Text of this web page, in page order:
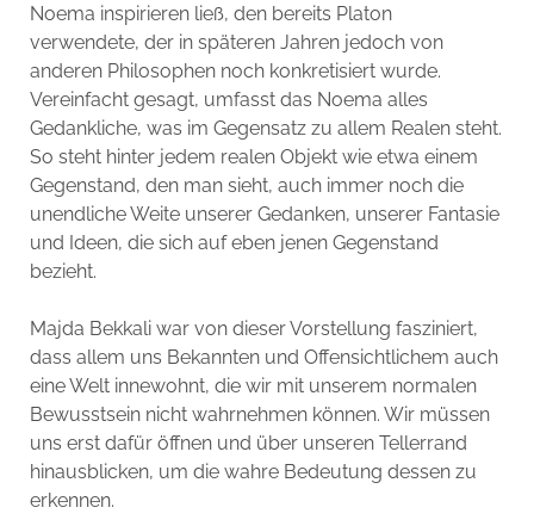
Noema inspirieren ließ, den bereits Platon
verwendete, der in späteren Jahren jedoch von
anderen Philosophen noch konkretisiert wurde.
Vereinfacht gesagt, umfasst das Noema alles
Gedankliche, was im Gegensatz zu allem Realen steht.
So steht hinter jedem realen Objekt wie etwa einem
Gegenstand, den man sieht, auch immer noch die
unendliche Weite unserer Gedanken, unserer Fantasie
und Ideen, die sich auf eben jenen Gegenstand
bezieht.
Majda Bekkali war von dieser Vorstellung fasziniert,
dass allem uns Bekannten und Offensichtlichem auch
eine Welt innewohnt, die wir mit unserem normalen
Bewusstsein nicht wahrnehmen können. Wir müssen
uns erst dafür öffnen und über unseren Tellerrand
hinausblicken, um die wahre Bedeutung dessen zu
erkennen.